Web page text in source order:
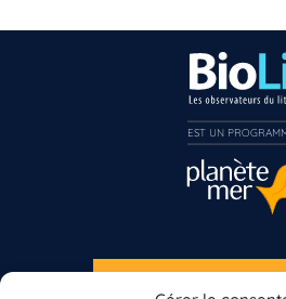
Vous n’êtes pas encore
Inscrivez-vous dès